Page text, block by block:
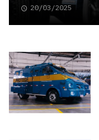
20/03/2025